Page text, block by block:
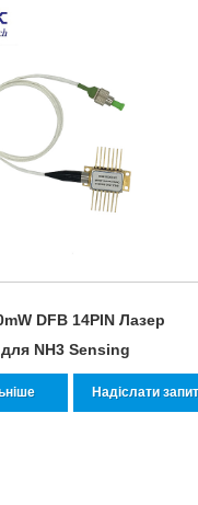
DFB 14PIN Лазер
NH3 Sensing
Надіслати